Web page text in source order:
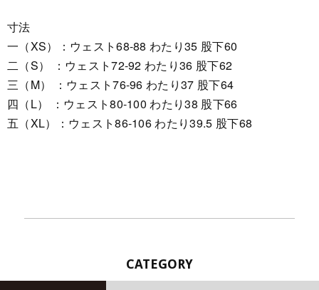
寸法
一（XS）：ウェスト68-88 わたり35 股下60
二（S） ：ウェスト72-92 わたり36 股下62
三（M） ：ウェスト76-96 わたり37 股下64
四（L） ：ウェスト80-100 わたり38 股下66
五（XL）：ウェスト86-106 わたり39.5 股下68
CATEGORY